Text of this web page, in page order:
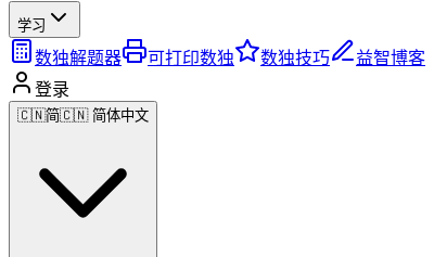
学习
数独解题器 可打印数独 数独技巧
益智博客
登录
🇨🇳简🇨🇳 简体中文